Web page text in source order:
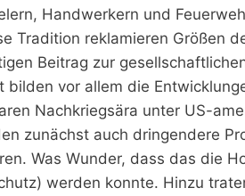
Handwerkern und
Tradition reklamieren Größen
Beitrag zur
bilden vor allem die
Nachkriegsära unter US-
zunächst auch dringendere
Was Wunder, dass das die
werden konnte. Hinzu